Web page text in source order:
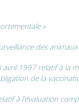
»
des
1997 relatif à la
de la
à l’évaluation